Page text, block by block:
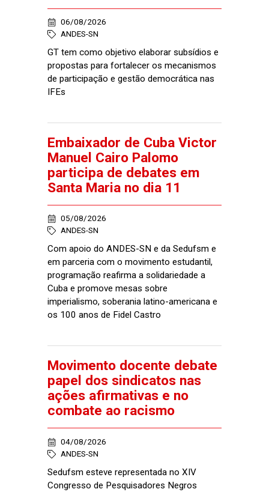
06/08/2026
ANDES-SN
GT tem como objetivo elaborar subsídios e
propostas para fortalecer os mecanismos
de participação e gestão democrática nas
IFEs
Embaixador de Cuba Victor
Manuel Cairo Palomo
participa de debates em
Santa Maria no dia 11
05/08/2026
ANDES-SN
Com apoio do ANDES-SN e da Sedufsm e
em parceria com o movimento estudantil,
programação reafirma a solidariedade a
Cuba e promove mesas sobre
imperialismo, soberania latino-americana e
os 100 anos de Fidel Castro
Movimento docente debate
papel dos sindicatos nas
ações afirmativas e no
combate ao racismo
04/08/2026
ANDES-SN
Sedufsm esteve representada no XIV
Congresso de Pesquisadores Negros